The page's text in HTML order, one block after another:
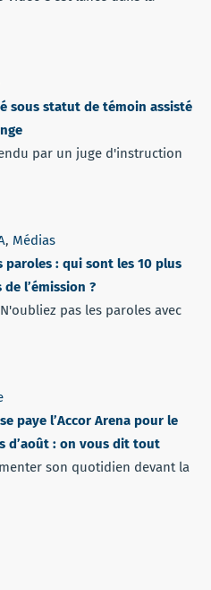
sous statut de témoin assisté
par un juge d'instruction
, Médias
paroles : qui sont les 10 plus
l’émission ?
pas les paroles avec
paye l’Accor Arena pour le
d’août : on vous dit tout
son quotidien devant la